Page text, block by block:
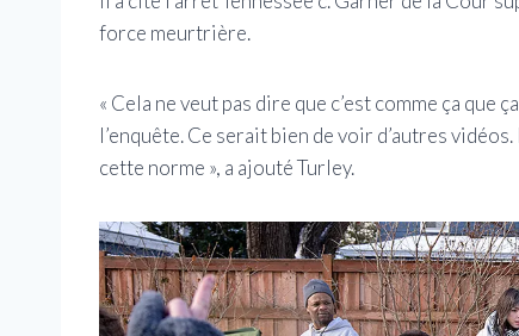
force meurtrière.
« Cela ne veut pas dire que c’est comme ça
l’enquête. Ce serait bien de voir d’autres
cette norme », a ajouté Turley.